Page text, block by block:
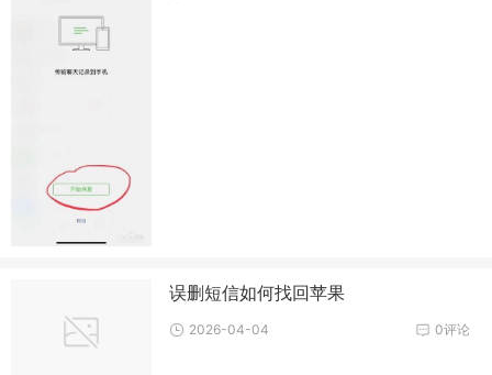
误删短信如何找回苹果
0评论
2026-04-04